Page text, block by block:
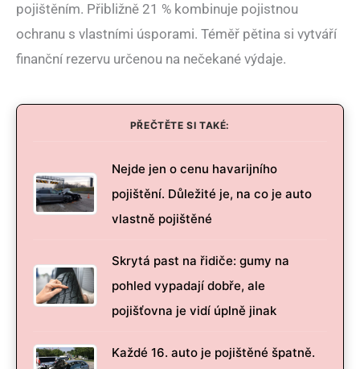
pojištěním. Přibližně 21 % kombinuje pojistnou
ochranu s vlastními úsporami. Téměř pětina si vytváří
finanční rezervu určenou na nečekané výdaje.
PŘEČTĚTE SI TAKÉ:
Nejde jen o cenu havarijního
pojištění. Důležité je, na co je auto
vlastně pojištěné
Skrytá past na řidiče: gumy na
pohled vypadají dobře, ale
pojišťovna je vidí úplně jinak
Každé 16. auto je pojištěné špatně.